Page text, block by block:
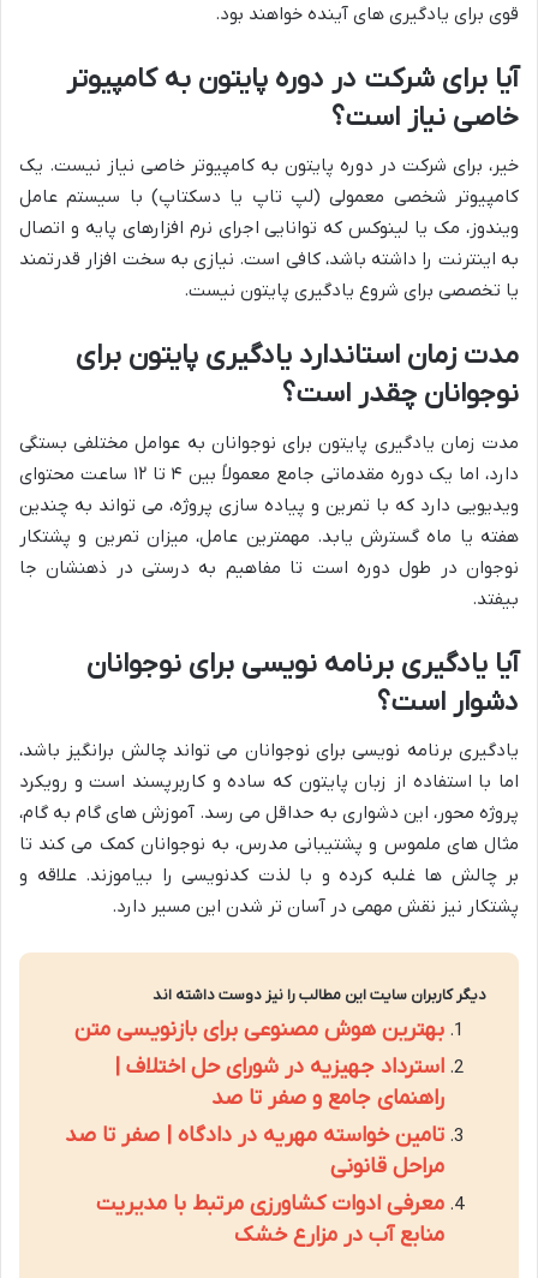
قوی برای یادگیری های آینده خواهند بود.
آیا برای شرکت در دوره پایتون به کامپیوتر
خاصی نیاز است؟
خیر، برای شرکت در دوره پایتون به کامپیوتر خاصی نیاز نیست. یک
کامپیوتر شخصی معمولی (لپ تاپ یا دسکتاپ) با سیستم عامل
ویندوز، مک یا لینوکس که توانایی اجرای نرم افزارهای پایه و اتصال
به اینترنت را داشته باشد، کافی است. نیازی به سخت افزار قدرتمند
یا تخصصی برای شروع یادگیری پایتون نیست.
مدت زمان استاندارد یادگیری پایتون برای
نوجوانان چقدر است؟
مدت زمان یادگیری پایتون برای نوجوانان به عوامل مختلفی بستگی
دارد، اما یک دوره مقدماتی جامع معمولاً بین ۴ تا ۱۲ ساعت محتوای
ویدیویی دارد که با تمرین و پیاده سازی پروژه، می تواند به چندین
هفته یا ماه گسترش یابد. مهمترین عامل، میزان تمرین و پشتکار
نوجوان در طول دوره است تا مفاهیم به درستی در ذهنشان جا
بیفتد.
آیا یادگیری برنامه نویسی برای نوجوانان
دشوار است؟
یادگیری برنامه نویسی برای نوجوانان می تواند چالش برانگیز باشد،
اما با استفاده از زبان پایتون که ساده و کاربرپسند است و رویکرد
پروژه محور، این دشواری به حداقل می رسد. آموزش های گام به گام،
مثال های ملموس و پشتیبانی مدرس، به نوجوانان کمک می کند تا
بر چالش ها غلبه کرده و با لذت کدنویسی را بیاموزند. علاقه و
پشتکار نیز نقش مهمی در آسان تر شدن این مسیر دارد.
دیگر کاربران سایت این مطالب را نیز دوست داشته اند
بهترین هوش مصنوعی برای بازنویسی متن
استرداد جهیزیه در شورای حل اختلاف |
راهنمای جامع و صفر تا صد
تامین خواسته مهریه در دادگاه | صفر تا صد
مراحل قانونی
معرفی ادوات کشاورزی مرتبط با مدیریت
منابع آب در مزارع خشک